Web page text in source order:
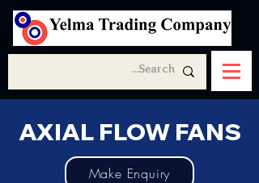
AXIAL FLOW FANS
Make Enquiry